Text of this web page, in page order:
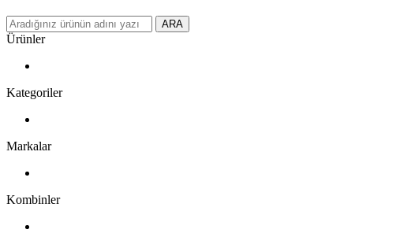
ARA
Ürünler
Kategoriler
Markalar
Kombinler